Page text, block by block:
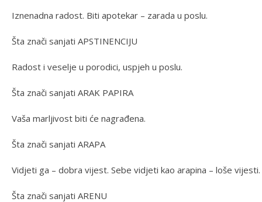
Iznenadna radost. Biti apotekar – zarada u poslu.
Šta znači sanjati APSTINENCIJU
Radost i veselje u porodici, uspjeh u poslu.
Šta znači sanjati ARAK PAPIRA
Vaša marljivost biti će nagrađena.
Šta znači sanjati ARAPA
Vidjeti ga – dobra vijest. Sebe vidjeti kao arapina – loše vijesti.
Šta znači sanjati ARENU